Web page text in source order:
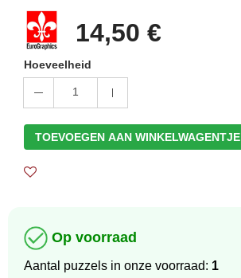
14,50 €
Hoeveelheid
1
TOEVOEGEN AAN WINKELWAGENTJE
Op voorraad
Aantal puzzels in onze voorraad: 1